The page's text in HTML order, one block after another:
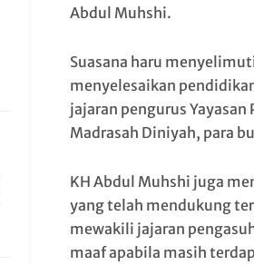
Abdul Muhshi.
Suasana haru
menyelesaikan
jajaran pengurus
Madrasah Diniyah, para
KH Abdul Muhshi juga
yang telah mendukung
mewakili jajaran
maaf apabila masih